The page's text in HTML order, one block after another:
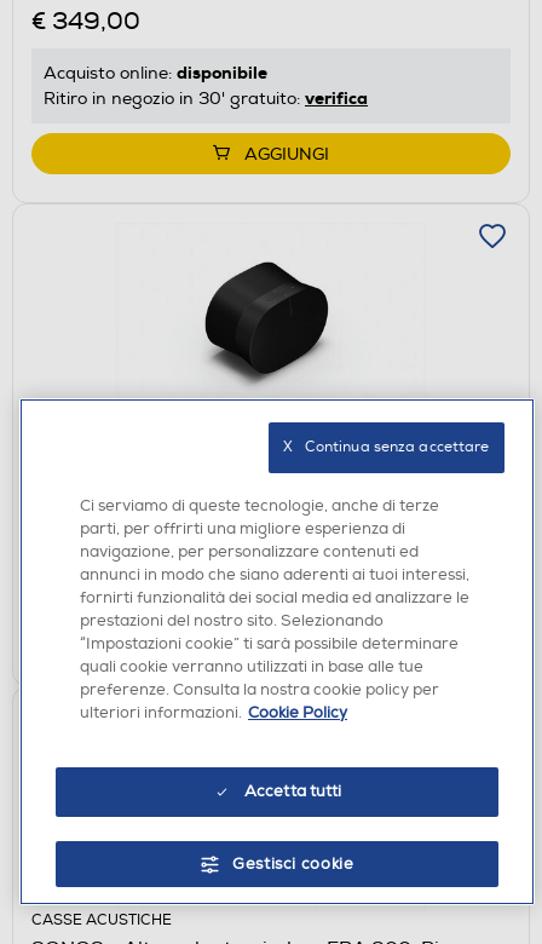
€ 349,00
Acquisto online: disponibile
Ritiro in negozio in 30' gratuito: verifica
AGGIUNGI
SONOS - Altoparlante wireless ERA 300-Nero
€ 499,00
Acquisto online: disponibile
Ritiro in negozio in 30' gratuito:verifica
AGGIUNGI
CASSE ACUSTICHE
Ci serviamo di queste tecnologie, anche di terze
parti, per offrirti una migliore esperienza di
navigazione, per personalizzare contenuti ed
annunci in modo che siano aderenti ai tuoi interessi,
fornirti funzionalità dei social media ed analizzare le
prestazioni del nostro sito. Selezionando
“Impostazioni cookie” ti sarà possibile determinare
quali cookie verranno utilizzati in base alle tue
preferenze. Consulta la nostra cookie policy per
ulteriori informazioni. Cookie Policy
Accetta tutti
Gestisci cookie
X   Continua senza accettare